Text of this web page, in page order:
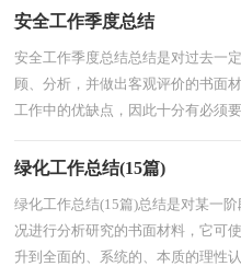
安全工作季度总结
安全工作季度总结总结是对过去一
顾、分析，并做出客观评价的书面
工作中的优缺点，因此十分有必须
绿化工作总结(15篇)
绿化工作总结(15篇)总结是对某一
况进行分析研究的书面材料，它可
升到全面的、系统的、本质的理性